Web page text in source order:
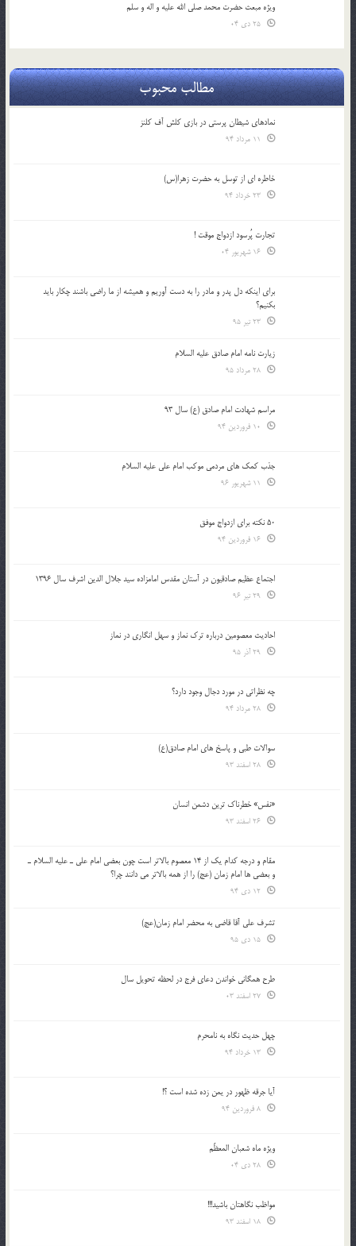
ویژه مبعث حضرت محمد صلی الله علیه و اله و سلم
مطالب محبوب
نمادهای شیطان پرستی در بازی کلش آف کلنز
خاطره ای از توسل به حضرت زهرا(س)
تجارت پُرسود ازدواج موقت !
براي اينكه دل پدر و مادر را به دست آوريم و هميشه از ما راضي باشند چكار بايد
بكنيم؟
زیارت نامه امام صادق علیه السلام
مراسم شهادت امام صادق (ع) سال 93
جذب کمک های مردمی موکب امام علی علیه السلام
50 نکته برای ازدواج موفق
اجتماع عظیم صادقیون در آستان مقدس امامزاده سید جلال الدین اشرف سال 1396
احادیث معصومین درباره ترک نماز و سهل انگاری در نماز
چه نظراتی در مورد دجال وجود دارد؟
سوالات طبی و پاسخ های امام صادق(ع)
«نفس» خطرناک ترین دشمن انسان
مقام و درجه كدام يك از 14 معصوم بالاتر است چون بعضي امام علي ـ عليه السلام ـ
و بعضي ها امام زمان (عج) را از همه بالاتر مي دانند چرا؟
تشرف علي آقا قاضي به محضر امام زمان(عج)
طرح همگانی خواندن دعای فرج در لحظه تحویل سال
چهل حدیث نگاه به نامحرم
آیا جرقه ظهور در یمن زده شده است ؟!
ویژه ماه شعبان المعظّم
مواظب نگاهتان باشید!!!